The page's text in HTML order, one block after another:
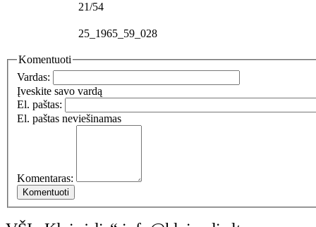
21/54
25_1965_59_028
Komentuoti
Vardas:
Įveskite savo vardą
El. paštas:
El. paštas neviešinamas
Komentaras: